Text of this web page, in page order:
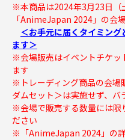
※本商品は2024年3月23日（
「AnimeJapan 2024」の会
＜お手元に届くタイミン
ます＞
※会場販売はイベントチケッ
ます
※トレーディング商品の会場
ダムセット＞は実施せず、バ
※会場で販売する数量には限
ださい
※「AnimeJapan 2024」の